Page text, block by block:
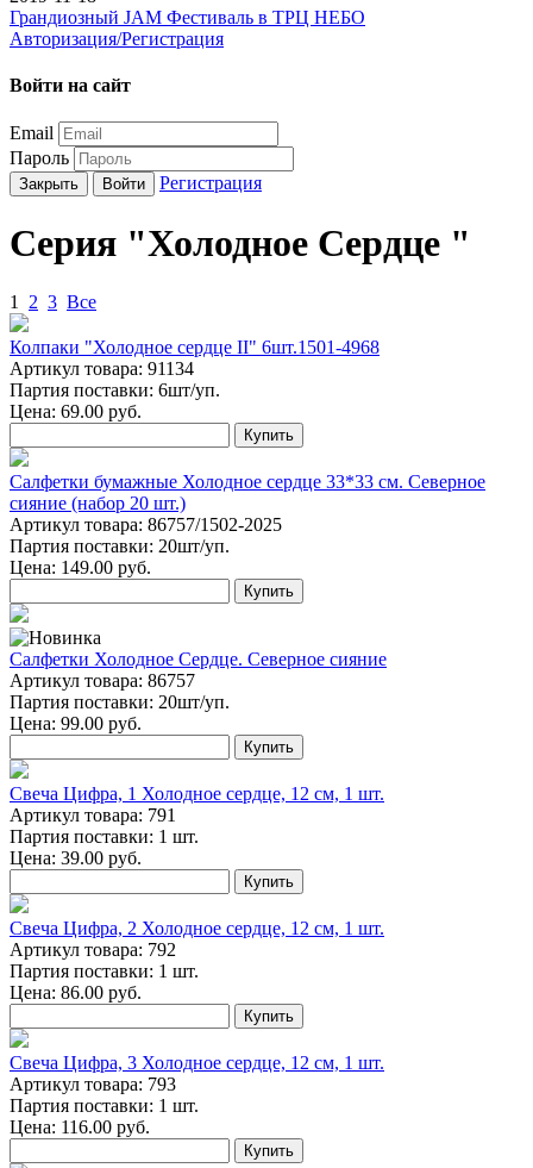
Грандиозный JAM Фестиваль в ТРЦ НЕБО
Авторизация/Регистрация
Войти на сайт
Email
Пароль
Закрыть Войти Регистрация
Серия "Холодное Сердце "
1 2 3 Все
Колпаки "Холодное сердце II" 6шт.1501-4968
Артикул товара: 91134
Партия поставки: 6шт/уп.
Цена: 69.00 руб.
Купить
Салфетки бумажные Холодное сердце 33*33 см. Северное
сияние (набор 20 шт.)
Артикул товара: 86757/1502-2025
Партия поставки: 20шт/уп.
Цена: 149.00 руб.
Купить
Салфетки Холодное Сердце. Северное сияние
Артикул товара: 86757
Партия поставки: 20шт/уп.
Цена: 99.00 руб.
Купить
Свеча Цифра, 1 Холодное сердце, 12 см, 1 шт.
Артикул товара: 791
Партия поставки: 1 шт.
Цена: 39.00 руб.
Купить
Свеча Цифра, 2 Холодное сердце, 12 см, 1 шт.
Артикул товара: 792
Партия поставки: 1 шт.
Цена: 86.00 руб.
Купить
Свеча Цифра, 3 Холодное сердце, 12 см, 1 шт.
Артикул товара: 793
Партия поставки: 1 шт.
Цена: 116.00 руб.
Купить